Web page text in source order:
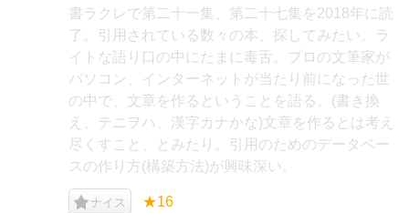
書ラクレで第二十一集、第二十七集を2018年に読
了。引用されている数々の本、探してみたい。ラ
イトな語り口の中にたまに毒舌。プロの文筆家が
パソコン、インターネットが当たり前になった世
の中で、文章を作るということを語る。(書き換
え、テニヲハ、漢字カナかな)文章を作るとは考え
尽くすこと、とみたり。引用のためのデータベー
スの作り方(構築方法)が興味深い。
ナイス ★16